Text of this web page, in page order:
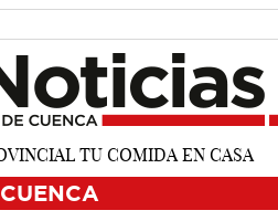
CUENCA